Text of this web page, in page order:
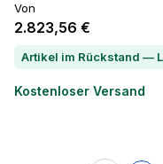
Von
2.823,56 €
Kostenloser Versand